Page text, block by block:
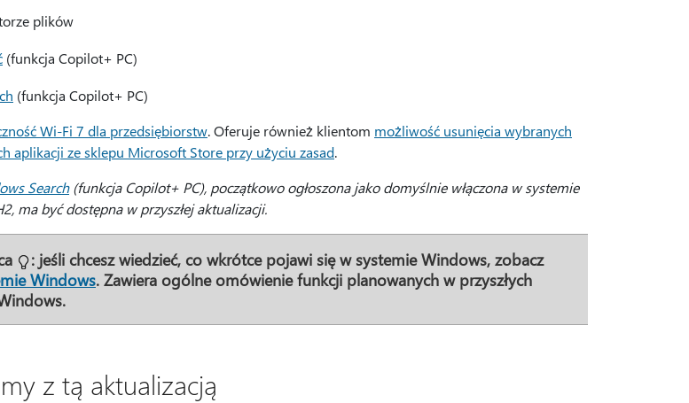
plików
(funkcja Copilot+ PC)
(funkcja Copilot+ PC)
Wi-Fi 7 dla przedsiębiorstw. Oferuje również klientom możliwość usunięcia wybranych
aplikacji ze sklepu Microsoft Store przy użyciu zasad.
Search(funkcja Copilot+ PC), początkowo ogłoszona jako domyślnie włączona w systemie
ma być dostępna w przyszłej aktualizacji.
: jeśli chcesz wiedzieć, co wkrótce pojawi się w systemie Windows, zobacz
Windows. Zawiera ogólne omówienie funkcji planowanych w przyszłych
z tą aktualizacją